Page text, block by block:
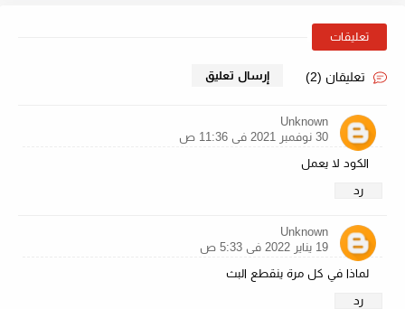
تعليقات
تعليقان (2) إرسال تعليق
Unknown
30 نوفمبر 2021 في 11:36 ص
الكود لا يعمل
رد
Unknown
19 يناير 2022 في 5:33 ص
لماذا في كل مرة ينقطع البث
رد